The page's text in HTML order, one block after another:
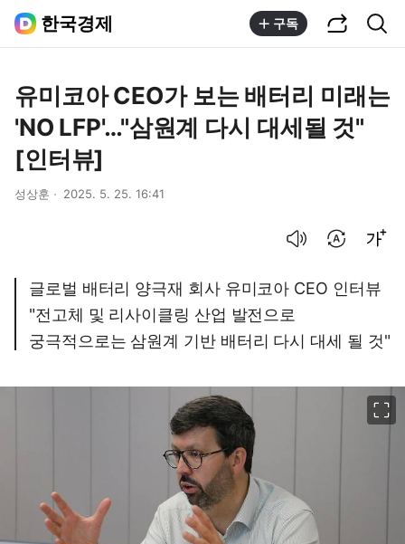
한국경제 구독
유미코아 CEO가 보는 배터리 미래는
'NO LFP'…"삼원계 다시 대세될 것"
[인터뷰]
성상훈 2025. 5. 25. 16:41
글로벌 배터리 양극재 회사 유미코아 CEO 인터뷰
"전고체 및 리사이클링 산업 발전으로
궁극적으로는 삼원계 기반 배터리 다시 대세 될 것"